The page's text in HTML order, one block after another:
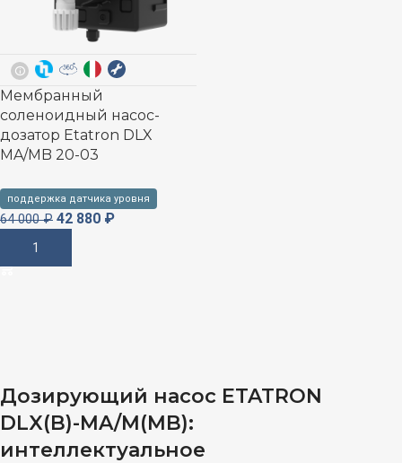
Мембранный
соленоидный насос-
дозатор Etatron DLX
MA/MB 20-03
поддержка датчика уровня
64 000₽ 42 880 ₽
В Корзину
Дозирующий насос ETATRON
DLX(B)-MA/M(MB):
интеллектуальное